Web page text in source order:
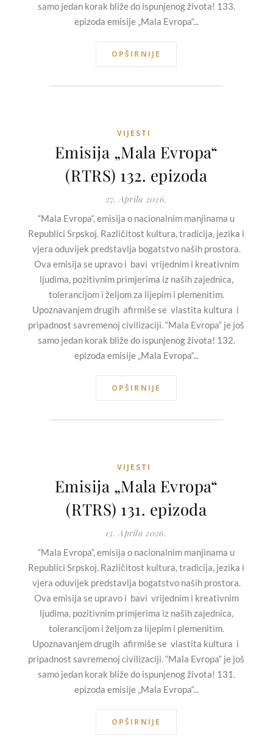
samo jedan korak bliže do ispunjenog života! 133.
epizoda emisije „Mala Evropa“...
OPŠIRNIJE
VIJESTI
Emisija „Mala Evropa“
(RTRS) 132. epizoda
27. Aprila 2026.
“Mala Evropa“, emisija o nacionalnim manjinama u
Republici Srpskoj. Različitost kultura, tradicija, jezika i
vjera oduvijek predstavlja bogatstvo naših prostora.
Ova emisija se upravo i bavi vrijednim i kreativnim
ljudima, pozitivnim primjerima iz naših zajednica,
tolerancijom i željom za lijepim i plemenitim.
Upoznavanjem drugih afirmiše se vlastita kultura i
pripadnost savremenoj civilizaciji. “Mala Evropa“ je još
samo jedan korak bliže do ispunjenog života! 132.
epizoda emisije „Mala Evropa“...
OPŠIRNIJE
VIJESTI
Emisija „Mala Evropa“
(RTRS) 131. epizoda
13. Aprila 2026.
“Mala Evropa“, emisija o nacionalnim manjinama u
Republici Srpskoj. Različitost kultura, tradicija, jezika i
vjera oduvijek predstavlja bogatstvo naših prostora.
Ova emisija se upravo i bavi vrijednim i kreativnim
ljudima, pozitivnim primjerima iz naših zajednica,
tolerancijom i željom za lijepim i plemenitim.
Upoznavanjem drugih afirmiše se vlastita kultura i
pripadnost savremenoj civilizaciji. “Mala Evropa“ je još
samo jedan korak bliže do ispunjenog života! 131.
epizoda emisije „Mala Evropa“...
OPŠIRNIJE